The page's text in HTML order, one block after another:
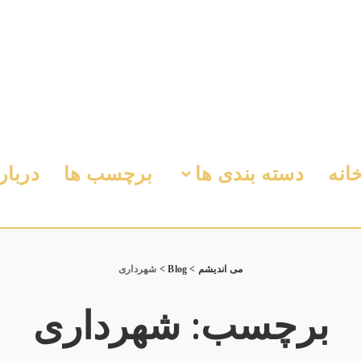
دسته بندی ها برچسب ها
می اندیشم >
Blog
> شهرداری
برچسب: شهرداری